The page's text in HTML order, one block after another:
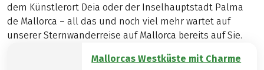
dem Künstlerort Deia oder der Inselhauptstadt Palma
de Mallorca – all das und noch viel mehr wartet auf
unserer Sternwanderreise auf Mallorca bereits auf Sie.
Mallorcas Westküste mit Charme